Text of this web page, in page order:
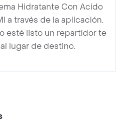
Hidratante Con Acido
a través de la aplicación.
esté listo un repartidor te
lugar de destino.